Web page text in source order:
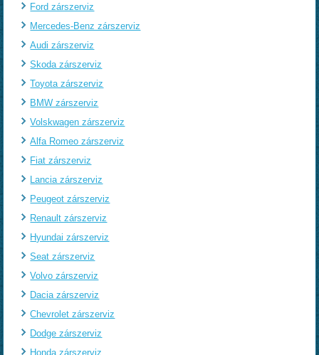
Ford zárszerviz
Mercedes-Benz zárszerviz
Audi zárszerviz
Skoda zárszerviz
Toyota zárszerviz
BMW zárszerviz
Volskwagen zárszerviz
Alfa Romeo zárszerviz
Fiat zárszerviz
Lancia zárszerviz
Peugeot zárszerviz
Renault zárszerviz
Hyundai zárszerviz
Seat zárszerviz
Volvo zárszerviz
Dacia zárszerviz
Chevrolet zárszerviz
Dodge zárszerviz
Honda zárszerviz